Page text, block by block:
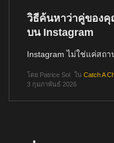
วิธีค้นหาว่าคู่ของ
บน Instagram
Instagram ไม่ใช่แค่สถ
โดย Patrice Sol ใน Catch A
3 กุมภาพันธ์ 2026